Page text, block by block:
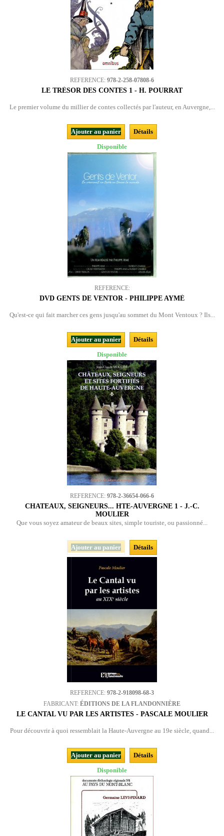
REFERENCE: 978-2-258-07808-6
LE TRÉSOR DES CONTES 1 - H. POURRAT
Le premier volume du millier de contes collectés par l'auteur, en Auvergne,...
Ajouter au panier
Détails
Disponible
REFERENCE:
DVD GENTS DE VENTOR - PHILIPPE AYMÉ
Qu'est-ce qui fait marcher ces gens jusqu'au sommet du Mont Ventoux ? Ils...
Ajouter au panier
Détails
Disponible
REFERENCE: 978-2-36654-066-6
CHATEAUX, SEIGNEURS... HTE-AUVERGNE 1 - J.-C.
MOULIER
Que vous soyez amateur de beaux sites, simple touriste, ou passionné...
Ajouter au panier Détails
REFERENCE: 978-2-918098-68-3
FABRICANT: ÉDITIONS DE LA FLANDONNIÈRE
LE CANTAL VU PAR LES ARTISTES - PASCALE MOULIER
Pour découvrir à quoi ressemblait la Haute-Auvergne au 19e siècle, quand...
Ajouter au panier
Détails
Disponible